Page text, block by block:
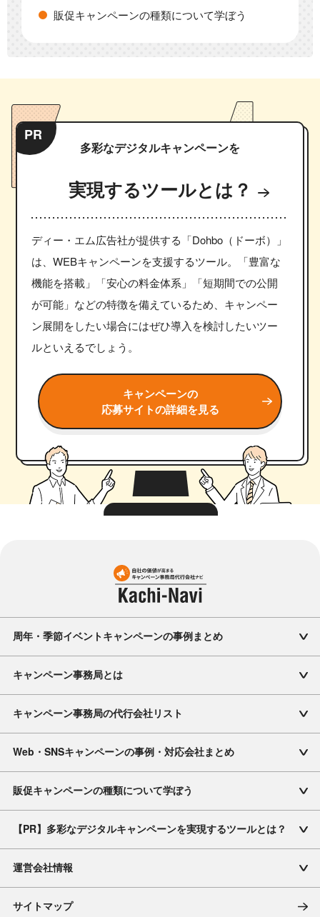
販促キャンペーンの種類について学ぼう
PR
多彩なデジタルキャンペーンを
実現するツールとは？
ディー・エム広告社が提供する「Dohbo（ドーボ）」
は、WEBキャンペーンを支援するツール。「豊富な
機能を搭載」「安心の料金体系」「短期間での公開
が可能」などの特徴を備えているため、キャンペー
ン展開をしたい場合にはぜひ導入を検討したいツー
ルといえるでしょう。
キャンペーンの
応募サイトの詳細を見る
周年・季節イベントキャンペーンの事例まとめ
キャンペーン事務局とは
キャンペーン事務局の代行会社リスト
Web・SNSキャンペーンの事例・対応会社まとめ
販促キャンペーンの種類について学ぼう
【PR】多彩なデジタルキャンペーンを実現するツールとは？
運営会社情報
サイトマップ